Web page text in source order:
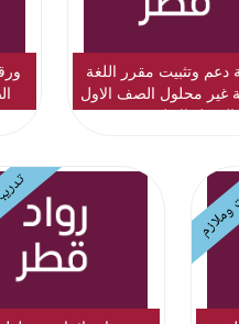
دعم وتثبيت مقرر اللغة
غير محلول الصف الاول